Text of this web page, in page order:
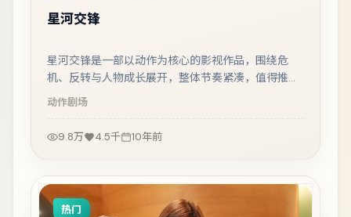
星河交锋
星河交锋是一部以动作为核心的影视作品，围绕危
机、反转与人物成长展开，整体节奏紧凑，值得推荐
观看。
动作剧场
9.8万 4.5千 10年前
热门